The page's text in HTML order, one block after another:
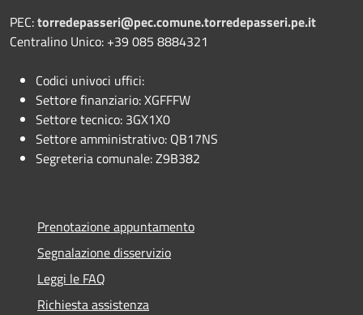
PEC:torredepasseri@pec.comune.torredepasseri.pe.it
Centralino Unico: +39 085 8884321
Codici univoci uffici:
Settore finanziario: XGFFFW
Settore tecnico: 3GX1X0
Settore amministrativo: QB17NS
Segreteria comunale: Z9B382
Prenotazione appuntamento
Segnalazione disservizio
Leggi le FAQ
Richiesta assistenza